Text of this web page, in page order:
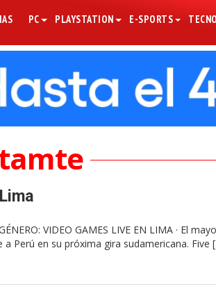
PC PLAYSTATION E-SPORTS
VIDEO GAMES LIVE EN LIMA · El
Perú en su próxima gira sudamericana. Five